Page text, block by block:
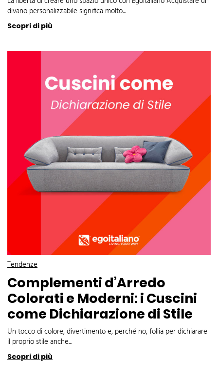
divano personalizzabile significa molto...
Scopri di più
Tendenze
Complementi d’Arredo
Colorati e Moderni: i Cuscini
come Dichiarazione di Stile
Un tocco di colore, divertimento e, perché no, follia per dichiarare
il proprio stile anche...
Scopri di più